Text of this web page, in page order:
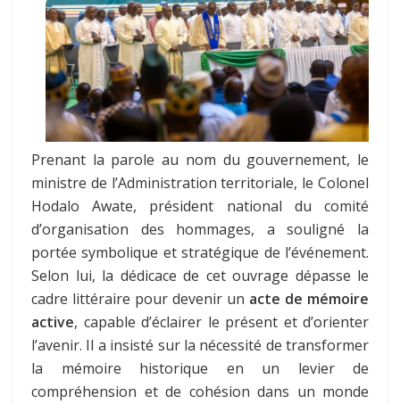
Prenant la parole au nom du gouvernement, le
ministre de l’Administration territoriale, le Colonel
Hodalo Awate, président national du comité
d’organisation des hommages, a souligné la
portée symbolique et stratégique de l’événement.
Selon lui, la dédicace de cet ouvrage dépasse le
cadre littéraire pour devenir un acte de mémoire
active, capable d’éclairer le présent et d’orienter
l’avenir. Il a insisté sur la nécessité de transformer
la mémoire historique en un levier de
compréhension et de cohésion dans un monde